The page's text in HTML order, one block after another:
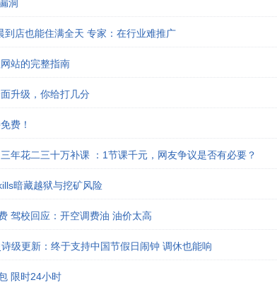
洞
店也能住满全天 专家：在行业难推广
站的完整指南
升级，你给打几分
费！
年花二三十万补课 ：1节课千元，网友争议是否有必要？
暗藏越狱与挖矿风险
驾校回应：开空调费油 油价太高
级更新：终于支持中国节假日闹钟 调休也能响
限时24小时